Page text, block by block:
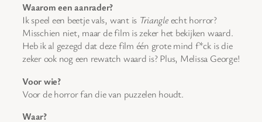
Waarom een aanrader?
Ik speel een beetje vals, want is Triangleecht horror?
Misschien niet, maar de film is zeker het bekijken waard.
Heb ik al gezegd dat deze film één grote mind f*ck is die
zeker ook nog een rewatch waard is? Plus, Melissa George!
Voor wie?
Voor de horror fan die van puzzelen houdt.
Waar?